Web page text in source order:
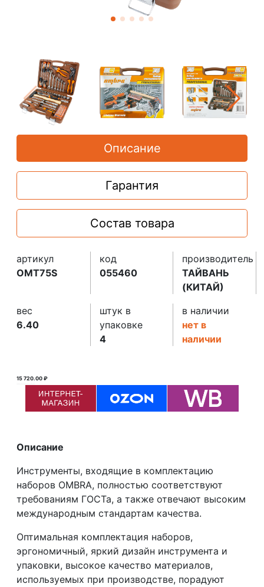
Описание
Гарантия
Состав товара
артикул
OMT75S
код
055460
производитель
ТАЙВАНЬ
(КИТАЙ)
вес
6.40
штук в
упаковке
4
в наличии
нет в
наличии
15 720.00 ₽
Описание
Инструменты, входящие в комплектацию
наборов OMBRA, полностью соответствуют
требованиям ГОСТа, а также отвечают высоким
международным стандартам качества.
Оптимальная комплектация наборов,
эргономичный, яркий дизайн инструмента и
упаковки, высокое качество материалов,
используемых при производстве, порадуют